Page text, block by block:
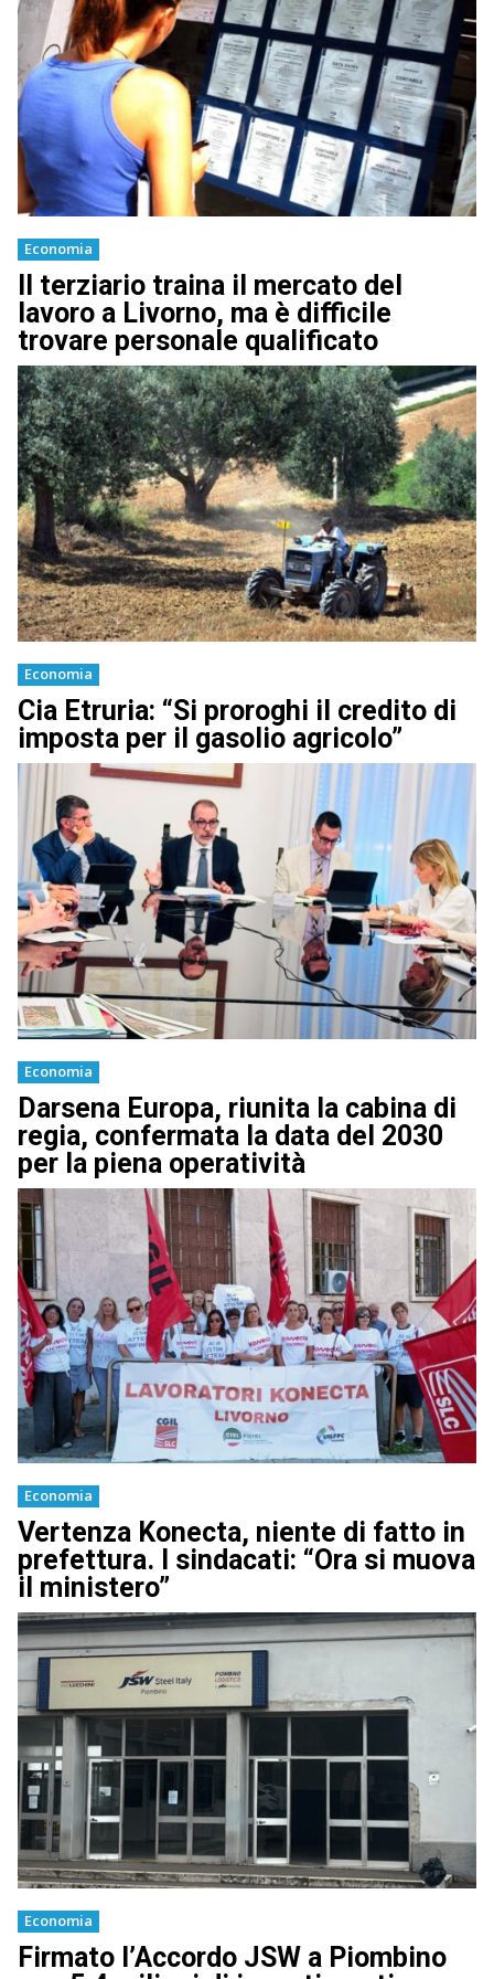
Economia
Il terziario traina il mercato del
lavoro a Livorno, ma è difficile
trovare personale qualificato
Economia
Cia Etruria: “Si proroghi il credito di
imposta per il gasolio agricolo”
Economia
Darsena Europa, riunita la cabina di
regia, confermata la data del 2030
per la piena operatività
Economia
Vertenza Konecta, niente di fatto in
prefettura. I sindacati: “Ora si muova
il ministero”
Economia
Firmato l’Accordo JSW a Piombino